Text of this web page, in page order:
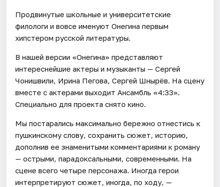
Продвинутые школьные и университетские
филологи и вовсе именуют Онегина первым
хипстером русской литературы.
В нашей версии «Онегина» представляют
интереснейшие актеры и музыканты — Сергей
Чонишвили, Ирина Пегова, Сергей Шнырёв. На сцену
вместе с актерами выходит Ансамбль «4:33».
Специально для проекта снято кино.
Мы постарались максимально бережно отнестись к
пушкинскому слову, сохранить сюжет, историю,
дополнив ее знаменитыми комментариями к роману
— острыми, парадоксальными, современными. На
сцене всего четыре персонажа. Иногда герои
интерпретируют сюжет, иногда, по ходу, —